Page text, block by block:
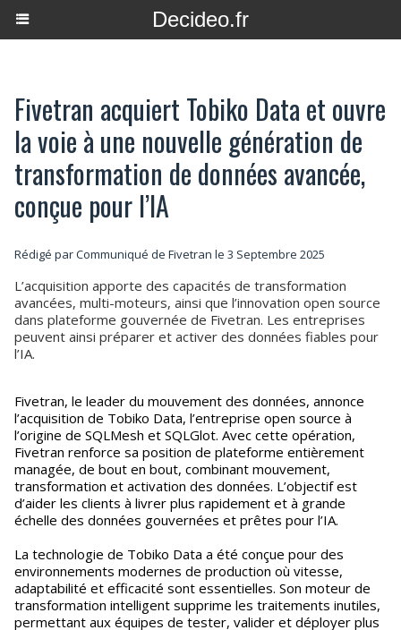
Decideo.fr
Fivetran acquiert Tobiko Data et ouvre
la voie à une nouvelle génération de
transformation de données avancée,
conçue pour l’IA
Rédigé par Communiqué de Fivetran le 3 Septembre 2025
L’acquisition apporte des capacités de transformation
avancées, multi-moteurs, ainsi que l’innovation open source
dans plateforme gouvernée de Fivetran. Les entreprises
peuvent ainsi préparer et activer des données fiables pour
l’IA.
Fivetran, le leader du mouvement des données, annonce
l’acquisition de Tobiko Data, l’entreprise open source à
l’origine de SQLMesh et SQLGlot. Avec cette opération,
Fivetran renforce sa position de plateforme entièrement
managée, de bout en bout, combinant mouvement,
transformation et activation des données. L’objectif est
d’aider les clients à livrer plus rapidement et à grande
échelle des données gouvernées et prêtes pour l’IA.
La technologie de Tobiko Data a été conçue pour des
environnements modernes de production où vitesse,
adaptabilité et efficacité sont essentielles. Son moteur de
transformation intelligent supprime les traitements inutiles,
permettant aux équipes de tester, valider et déployer plus